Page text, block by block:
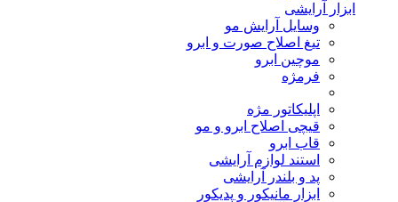
ابزار آرایشی
وسایل آرایش مو
تیغ اصلاح صورت و ابرو
موچین ابرو
فرمژه
اپلیکاتور مژه
قیچی اصلاح ابرو و مو
قاب ابرو
استند لوازم آرایشی
پد و بلندر آرایشی
ابزار مانیکور و پدیکور